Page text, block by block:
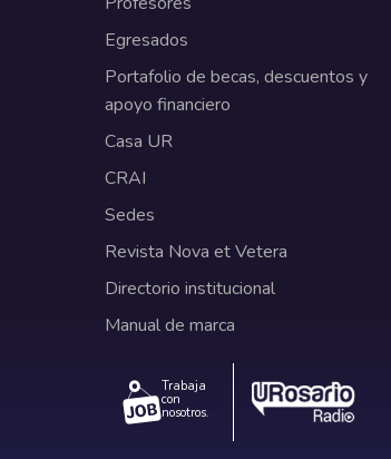
Egresados
Portafolio de becas, descuentos y
apoyo financiero
Casa UR
CRAI
Sedes
Revista Nova et Vetera
Directorio institucional
Manual de marca
Trabaja
con
nosotros.